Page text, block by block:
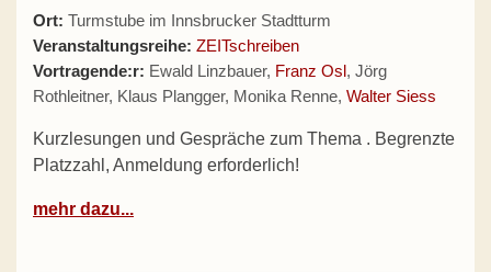
Ort: Turmstube im Innsbrucker Stadtturm
Veranstaltungsreihe: ZEITschreiben
Vortragende:r: Ewald Linzbauer, Franz Osl, Jörg
Rothleitner, Klaus Plangger, Monika Renne, Walter Siess
Kurzlesungen und Gespräche zum Thema . Begrenzte
Platzzahl, Anmeldung erforderlich!
mehr dazu...